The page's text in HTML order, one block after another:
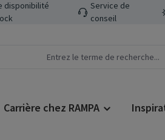
disponibilité
Service de
conseil
Carrière chez RAMPA